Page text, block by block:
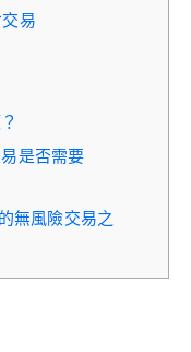
易
是否需要
無風險交易之